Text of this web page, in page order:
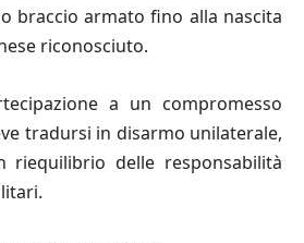
braccio armato fino alla nascita
riconosciuto.
a un compromesso
tradursi in disarmo unilaterale,
delle responsabilità